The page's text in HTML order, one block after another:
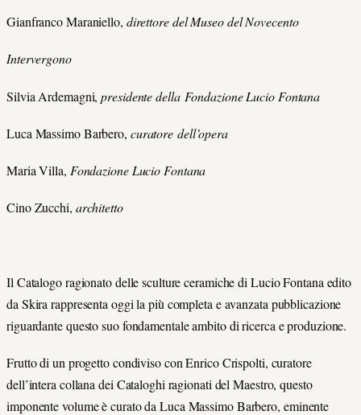
Gianfranco Maraniello, direttore del Museo del Novecento
Intervergono
Silvia Ardemagni,presidente della Fondazione Lucio Fontana
Luca Massimo Barbero, curatore dell’opera
Maria Villa, Fondazione Lucio Fontana
Cino Zucchi, architetto
Il Catalogo ragionato delle sculture ceramiche di Lucio Fontana edito
da Skira rappresenta oggi la più completa e avanzata pubblicazione
riguardante questo suo fondamentale ambito di ricerca e produzione.
Frutto di un progetto condiviso con Enrico Crispolti, curatore
dell’intera collana dei Cataloghi ragionati del Maestro, questo
imponente volume è curato da Luca Massimo Barbero, eminente